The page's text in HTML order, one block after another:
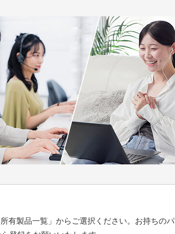
有製品一覧」からご選択ください。お持ちのパ